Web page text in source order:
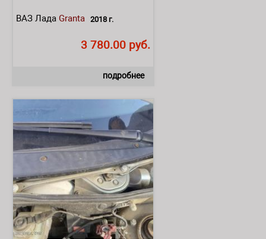
ВАЗ Лада Granta 2018 г.
3 780.00 руб.
подробнее